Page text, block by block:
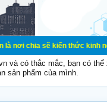
kiến thức kinh nghiệm
và có thắc mắc, bạn có
sản phẩm của mình.